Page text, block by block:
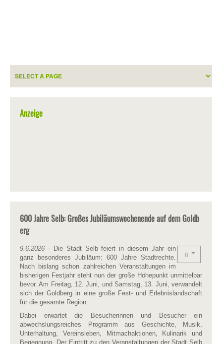
Anzeige
600 Jahre Selb: Großes Jubiläumswochenende auf dem Goldb
erg
9.6.2026 - Die Stadt Selb feiert in diesem Jahr ein
ganz besonderes Jubiläum: 600 Jahre Stadtrechte.
Nach bislang schon zahlreichen Veranstaltungen im
bisherigen Festjahr steht nun der große Höhepunkt unmittelbar
bevor. Am Freitag, 12. Juni, und Samstag, 13. Juni, verwandelt
sich der Goldberg in eine große Fest- und Erlebnislandschaft
für die gesamte Region.
Dabei erwartet die Besucherinnen und Besucher ein
abwechslungsreiches Programm aus Geschichte, Musik,
Unterhaltung, Vereinsleben, Mitmachaktionen, Kulinarik und
Begegnung. Der Eintritt zu den Veranstaltungen der Stadt Selb